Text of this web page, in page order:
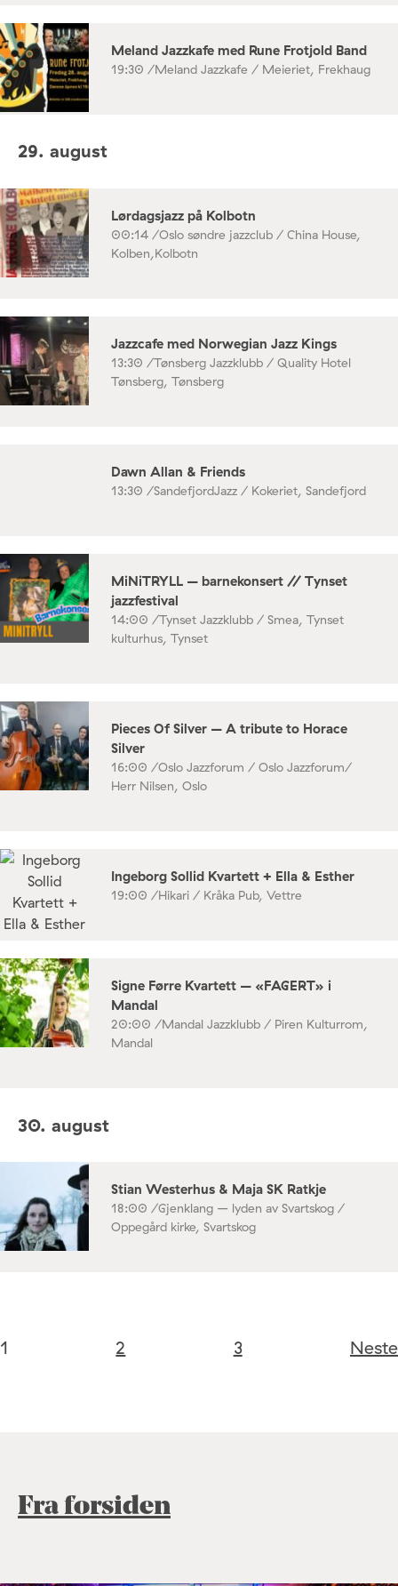
Meland Jazzkafe med Rune Frotjold Band
19:30 /Meland Jazzkafe / Meieriet, Frekhaug
29. august
Lørdagsjazz på Kolbotn
00:14 /Oslo søndre jazzclub / China House,
Kolben,Kolbotn
Jazzcafe med Norwegian Jazz Kings
13:30 /Tønsberg Jazzklubb / Quality Hotel
Tønsberg, Tønsberg
Dawn Allan & Friends
13:30 /SandefjordJazz / Kokeriet, Sandefjord
MiNiTRYLL – barnekonsert // Tynset
jazzfestival
14:00 /Tynset Jazzklubb / Smea, Tynset
kulturhus, Tynset
Pieces Of Silver – A tribute to Horace
Silver
16:00 /Oslo Jazzforum / Oslo Jazzforum/
Herr Nilsen, Oslo
Ingeborg Sollid Kvartett + Ella & Esther
19:00 /Hikari / Kråka Pub, Vettre
Signe Førre Kvartett – «FAGERT» i
Mandal
20:00 /Mandal Jazzklubb / Piren Kulturrom,
Mandal
30. august
Stian Westerhus & Maja SK Ratkje
18:00 /Gjenklang – lyden av Svartskog /
Oppegård kirke, Svartskog
1 2 3 Neste
Fra forsiden